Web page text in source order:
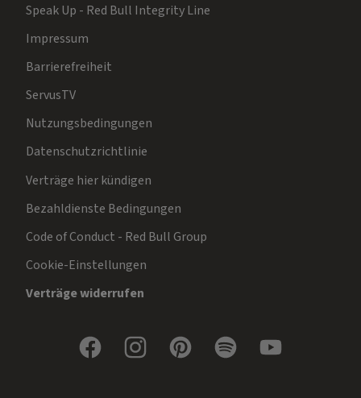
Speak Up - Red Bull Integrity Line
Impressum
Barrierefreiheit
ServusTV
Nutzungsbedingungen
Datenschutzrichtlinie
Verträge hier kündigen
Bezahldienste Bedingungen
Code of Conduct - Red Bull Group
Cookie-Einstellungen
Verträge widerrufen